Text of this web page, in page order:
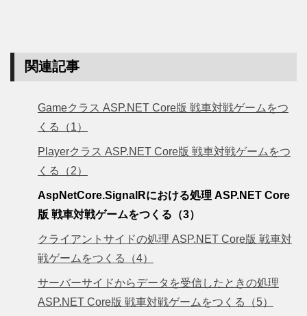
関連記事
Gameクラス ASP.NET Core版 戦車対戦ゲームをつ
くる（1）
Playerクラス ASP.NET Core版 戦車対戦ゲームをつ
くる（2）
AspNetCore.SignalRにおける処理 ASP.NET Core
版 戦車対戦ゲームをつくる（3）
クライアントサイドの処理 ASP.NET Core版 戦車対
戦ゲームをつくる（4）
サーバーサイドからデータを受信したときの処理
ASP.NET Core版 戦車対戦ゲームをつくる（5）